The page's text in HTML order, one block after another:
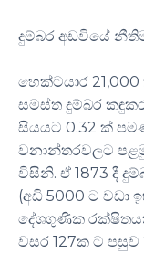
දුම්බර අඩවියේ
හෙක්ටයාර
සමස්ත දුම්බර
සියයට 0.32 ක්
වනාන්තරවලට පළමු
විසිනි. ඒ 1873 දී
(අඩි 5000 ට වඩා
දේශගුණික
වසර 127ක ට